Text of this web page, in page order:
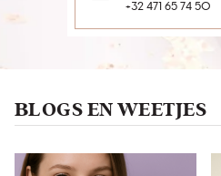
+32 471 65 74 50
BLOGS EN WEETJES